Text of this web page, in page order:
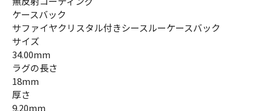
ケースバック
サファイヤクリスタル付きシースルーケースバック
サイズ
34.00mm
ラグの長さ
18mm
厚さ
9.20mm